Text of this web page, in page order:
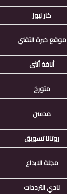
كار نيوز
موقع خبرة التقني
أناقة أنثى
متورخ
مدسن
روتانا تسويق
مجلة الابداع
نادي الترددات